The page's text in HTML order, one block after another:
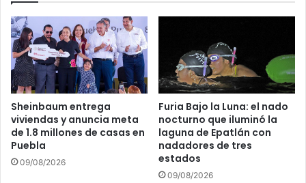
el
mundo
Sheinbaum entrega
viviendas y anuncia meta
de 1.8 millones de casas en
Puebla
09/08/2026
Furia Bajo la Luna: el nado
nocturno que iluminó la
laguna de Epatlán con
nadadores de tres
estados
09/08/2026